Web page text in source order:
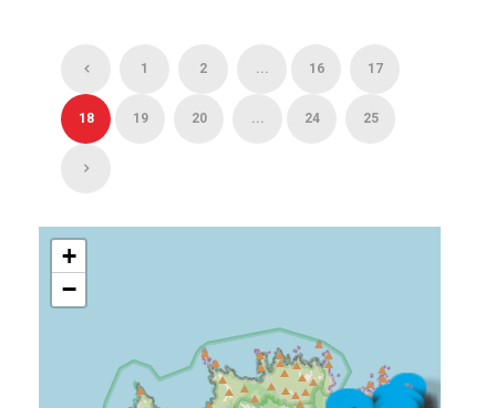
1 2 ... 16 17
18 19 20 ... 24 25
+
−